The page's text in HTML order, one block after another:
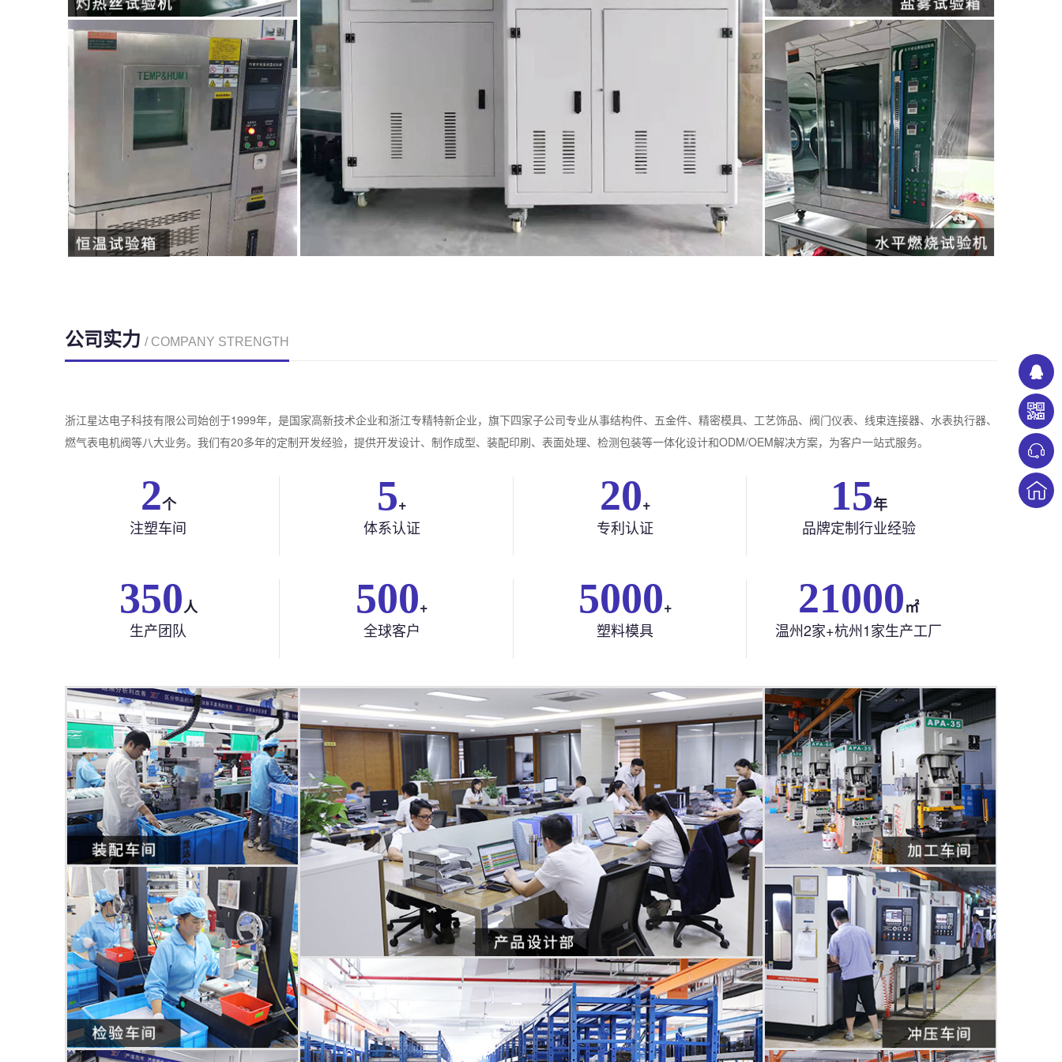
公司实力 / COMPANY STRENGTH
浙江星达电子科技有限公司始创于1999年，是国家高新技术企业和浙江专精特新企业，旗下四家子公司专业从事结构件、五金件、精密模具、工艺饰品、阀门仪表、线束连接器、水表执行器、
燃气表电机阀等八大业务。我们有20多年的定制开发经验，提供开发设计、制作成型、装配印刷、表面处理、检测包装等一体化设计和ODM/OEM解决方案，为客户一站式服务。
2个
注塑车间
5+
体系认证
20+
专利认证
22年
品牌定制行业经验
350人
生产团队
500+
全球客户
5000+
塑料模具
21000㎡
温州2家+杭州1家生产工厂